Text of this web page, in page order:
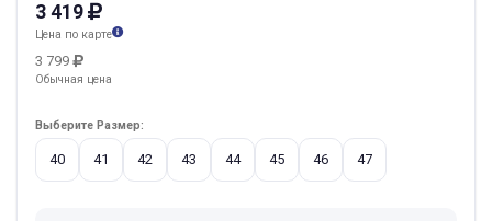
3 419
Цена по карте
3 799
Обычная цена
Выберите Размер:
40 41 42 43 44 45 46 47